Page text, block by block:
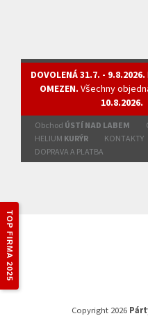
DOVOLENÁ 31.7. - 9.8.2026.
OMEZEN. Všechny
10.8.2026.
Obchod ÚSTÍ NAD LABEM
HELIUM KURÝR
KONTAKTY
DOPRAVA A PLATBA
Copyright 2026
TOP FIRMA 2025